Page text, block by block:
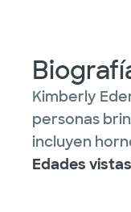
Kimberly
personas
incluyen
Edades vistas